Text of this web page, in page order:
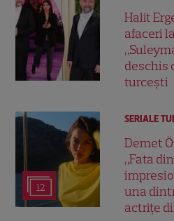
Halit
afaceri
deschis
turcești
12
SERIALE
Demet
„Fata
una
actrițe